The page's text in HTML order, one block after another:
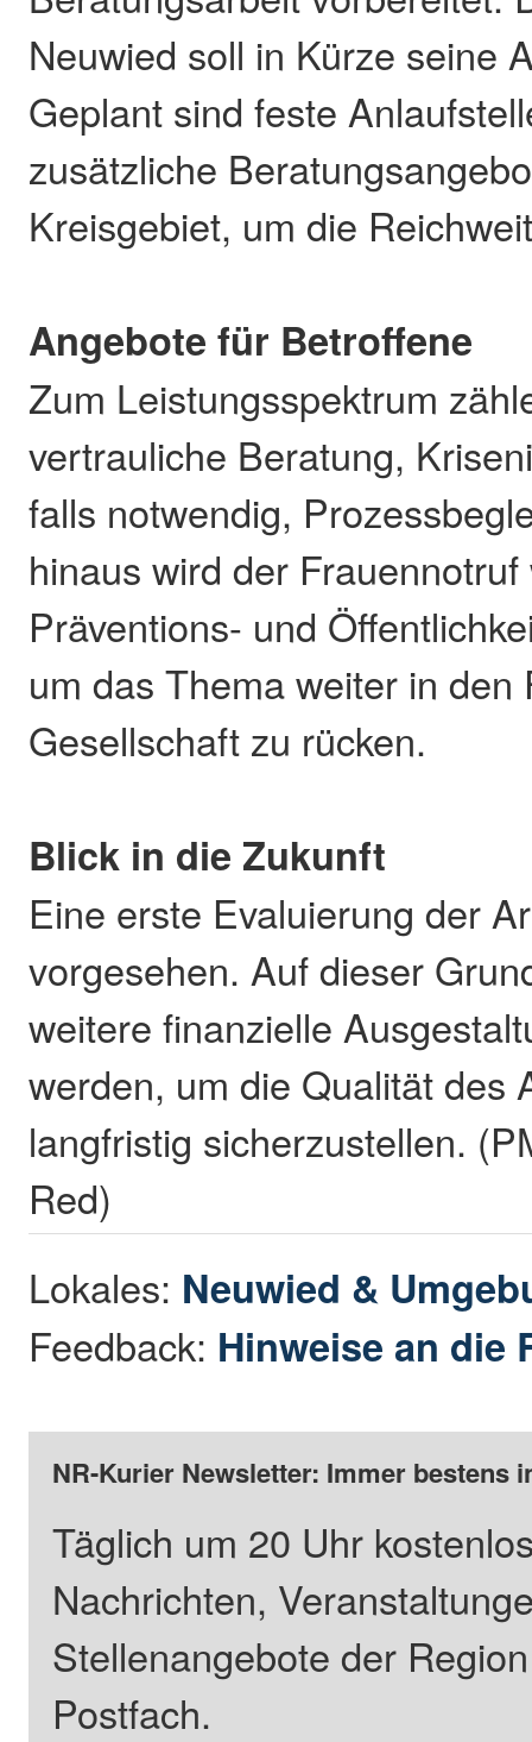
Neuwied soll in Kürze seine
Geplant sind feste
zusätzliche
Kreisgebiet, um die
Angebote für Betroffene
Zum Leistungsspektrum
vertrauliche Beratung,
falls notwendig,
hinaus wird der
Präventions- und
um das Thema weiter in den
Gesellschaft zu rücken.
Blick in die Zukunft
Eine erste Evaluierung der
vorgesehen. Auf dieser
weitere finanzielle
werden, um die Qualität des
langfristig sicherzustellen.
Red)
Lokales: Neuwied &
Feedback: Hinweise an die
NR-Kurier Newsletter: Immer bestens
Täglich um 20 Uhr
Nachrichten,
Stellenangebote der
Postfach.